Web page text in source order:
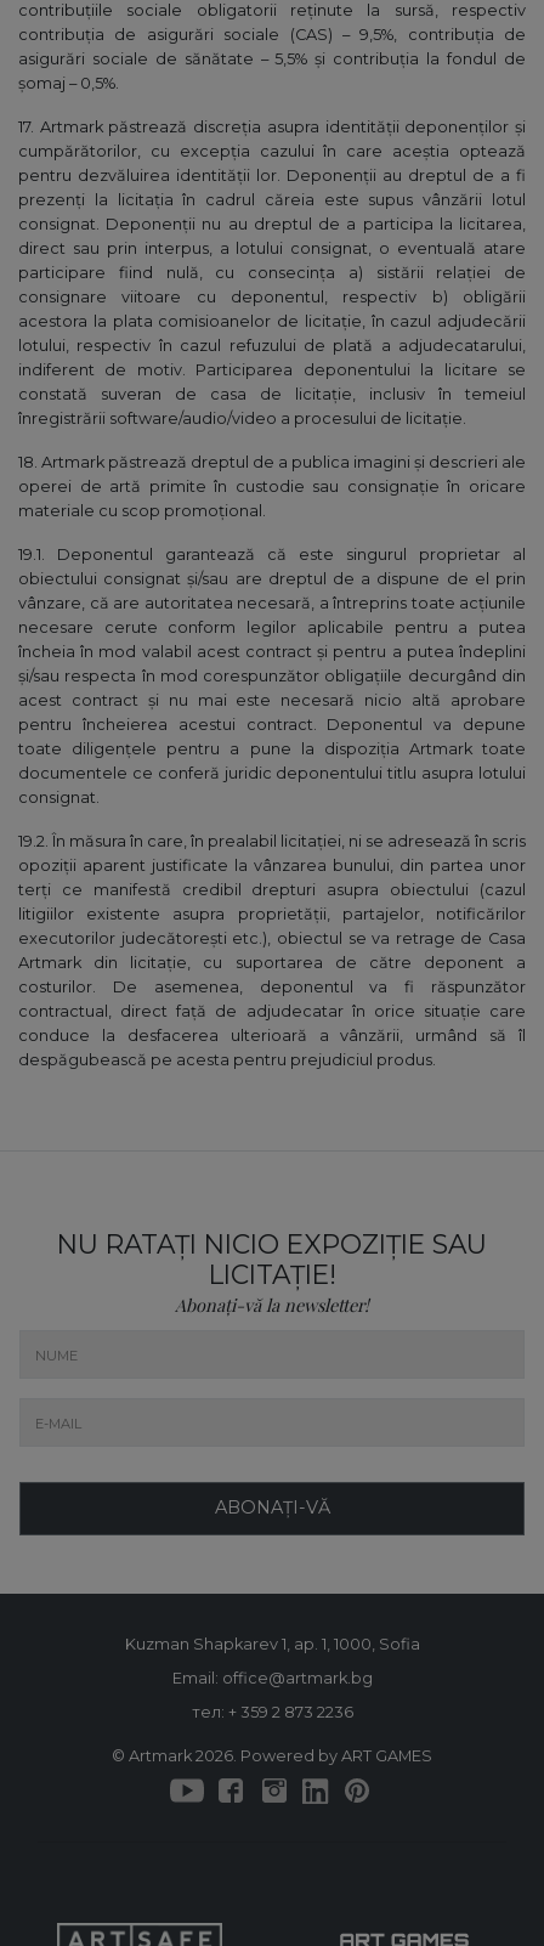
contribuţiile sociale obligatorii reţinute la sursă, respectiv
contribuția de asigurări sociale (CAS) – 9,5%, contribuția de
asigurări sociale de sănătate – 5,5% şi contribuția la fondul de
șomaj – 0,5%.
17. Artmark păstrează discreţia asupra identităţii deponenţilor şi
cumpărătorilor, cu excepţia cazului în care aceştia optează
pentru dezvăluirea identităţii lor. Deponenții au dreptul de a fi
prezenți la licitația în cadrul căreia este supus vânzării lotul
consignat. Deponenții nu au dreptul de a participa la licitarea,
direct sau prin interpus, a lotului consignat, o eventuală atare
participare fiind nulă, cu consecința a) sistării relației de
consignare viitoare cu deponentul, respectiv b) obligării
acestora la plata comisioanelor de licitație, în cazul adjudecării
lotului, respectiv în cazul refuzului de plată a adjudecatarului,
indiferent de motiv. Participarea deponentului la licitare se
constată suveran de casa de licitație, inclusiv în temeiul
înregistrării software/audio/video a procesului de licitație.
18. Artmark păstrează dreptul de a publica imagini şi descrieri ale
operei de artă primite în custodie sau consignaţie în oricare
materiale cu scop promoţional.
19.1. Deponentul garantează că este singurul proprietar al
obiectului consignat și/sau are dreptul de a dispune de el prin
vânzare, că are autoritatea necesară, a întreprins toate acţiunile
necesare cerute conform legilor aplicabile pentru a putea
încheia în mod valabil acest contract şi pentru a putea îndeplini
şi/sau respecta în mod corespunzător obligaţiile decurgând din
acest contract şi nu mai este necesară nicio altă aprobare
pentru încheierea acestui contract. Deponentul va depune
toate diligențele pentru a pune la dispoziția Artmark toate
documentele ce conferă juridic deponentului titlu asupra lotului
consignat.
19.2. În măsura în care, în prealabil licitației, ni se adresează în scris
opoziții aparent justificate la vânzarea bunului, din partea unor
terți ce manifestă credibil drepturi asupra obiectului (cazul
litigiilor existente asupra proprietății, partajelor, notificărilor
executorilor judecătorești etc.), obiectul se va retrage de Casa
Artmark din licitație, cu suportarea de către deponent a
costurilor. De asemenea, deponentul va fi răspunzător
contractual, direct față de adjudecatar în orice situație care
conduce la desfacerea ulterioară a vânzării, urmând să îl
despăgubească pe acesta pentru prejudiciul produs.
NU RATAȚI NICIO EXPOZIȚIE SAU
LICITAȚIE!
Abonați-vă la newsletter!
ABONAȚI-VĂ
Kuzman Shapkarev 1, ap. 1, 1000, Sofia
Email: office@artmark.bg
тел: + 359 2 873 2236
© Artmark 2026. Powered by ART GAMES